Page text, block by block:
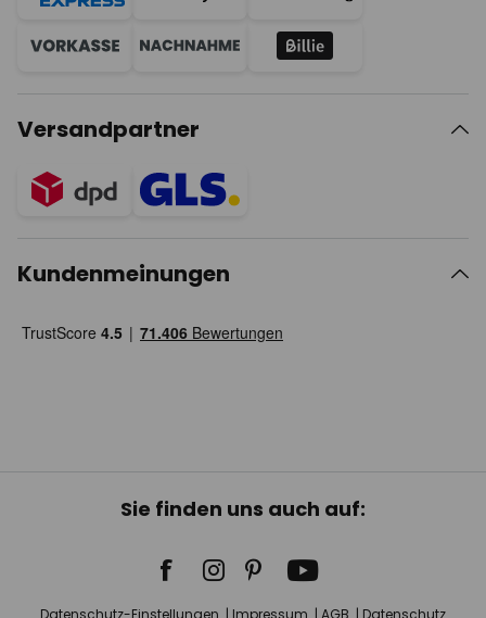
Versandpartner
Kundenmeinungen
Sie finden uns auch auf:
Datenschutz-Einstellungen Impressum AGB Datenschutz